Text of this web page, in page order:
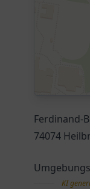
Ferdinand-
74074
KI